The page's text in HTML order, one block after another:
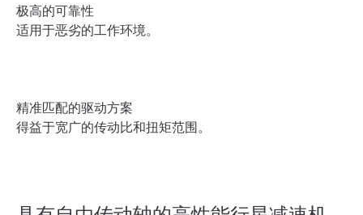
极高的可靠性
适用于恶劣的工作环境。
精准匹配的驱动方案
得益于宽广的传动比和扭矩范围。